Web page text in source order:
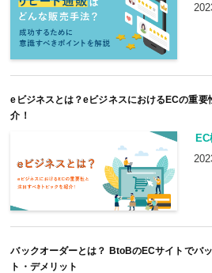
eビジネスとは？eビジネスにおけるECの重要
介！
EC
バックオーダーとは？ BtoBのECサイトでバ
ト・デメリット